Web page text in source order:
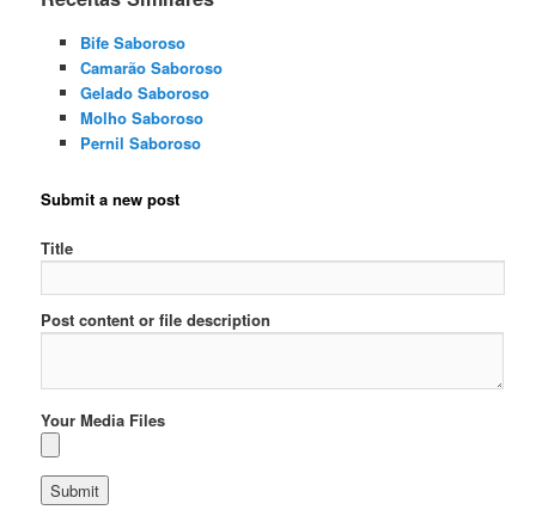
Bife Saboroso
Camarão Saboroso
Gelado Saboroso
Molho Saboroso
Pernil Saboroso
Submit a new post
Title
Post content or file description
Your Media Files